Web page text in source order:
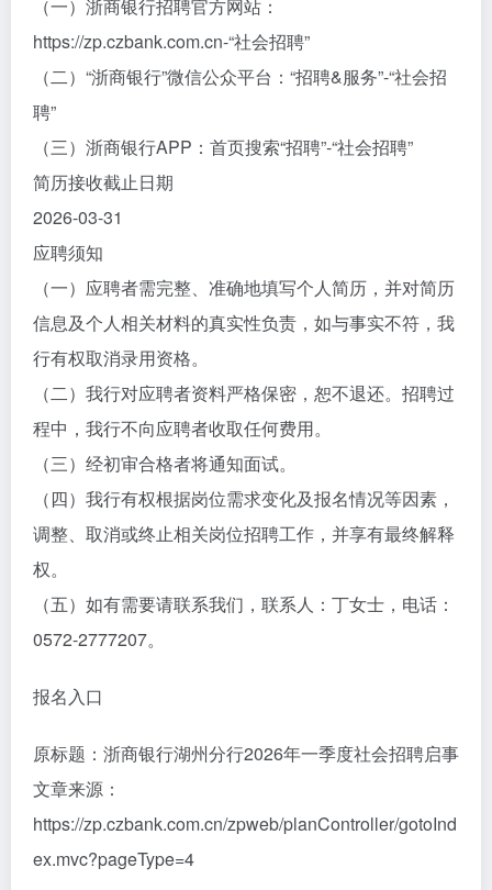
（一）浙商银行招聘官方网站：
https://zp.czbank.com.cn-“社会招聘”
（二）“浙商银行”微信公众平台：“招聘&服务”-“社会招
聘”
（三）浙商银行APP：首页搜索“招聘”-“社会招聘”
简历接收截止日期
2026-03-31
应聘须知
（一）应聘者需完整、准确地填写个人简历，并对简历
信息及个人相关材料的真实性负责，如与事实不符，我
行有权取消录用资格。
（二）我行对应聘者资料严格保密，恕不退还。招聘过
程中，我行不向应聘者收取任何费用。
（三）经初审合格者将通知面试。
（四）我行有权根据岗位需求变化及报名情况等因素，
调整、取消或终止相关岗位招聘工作，并享有最终解释
权。
（五）如有需要请联系我们，联系人：丁女士，电话：
0572-2777207。
报名入口
原标题：浙商银行湖州分行2026年一季度社会招聘启事
文章来源：
https://zp.czbank.com.cn/zpweb/planController/gotoInd
ex.mvc?pageType=4